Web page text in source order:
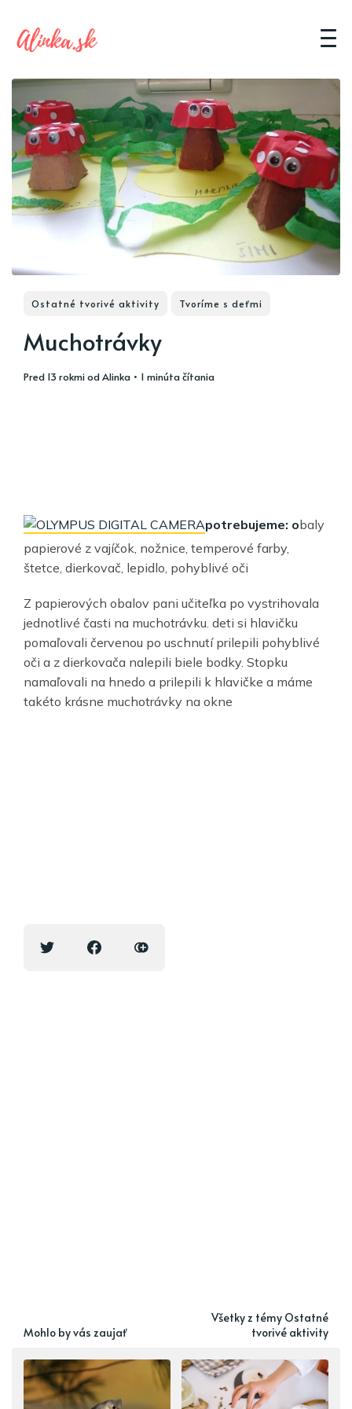
Ostatné tvorivé aktivity Tvoríme s deťmi
Muchotrávky
pred 13 rokmiodAlinka • 1 minúta čítania
potrebujeme: obaly
papierové z vajíčok, nožnice, temperové farby,
štetce, dierkovač, lepidlo, pohyblivé oči
Z papierových obalov pani učiteľka po vystrihovala
jednotlivé časti na muchotrávku. deti si hlavičku
pomaľovali červenou po uschnutí prilepili pohyblivé
oči a z dierkovača nalepili biele bodky. Stopku
namaľovali na hnedo a prilepili k hlavičke a máme
takéto krásne muchotrávky na okne
Mohlo by vás zaujať
Všetky z témy Ostatné
tvorivé aktivity